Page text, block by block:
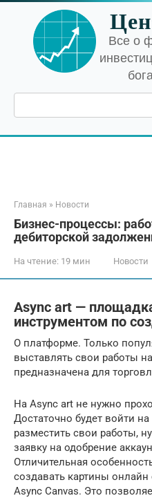
Перейти
контенту
Все о
Поиск:
Главная » Новости
Бизнес-процессы:
дебиторской
На чтение: 19 мин Новости
Async art —
инструментом по
О платформе. Только
выставлять свои работы
предназначена для
На Async art не нужно
Достаточно будет войти
разместить свои работы,
заявку на одобрение
Отличительная
создавать картины
Async Canvas. Это